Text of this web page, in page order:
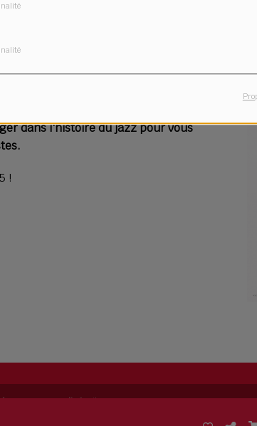
dans l'histoire du jazz pour vous
!
sa propre radiofacilement.